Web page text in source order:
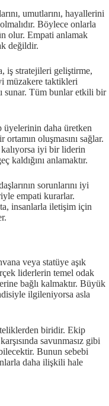
umutlarını, hayallerini
Böylece onlarla
olur. Empati anlamak
değildir.
iş stratejileri geliştirme,
müzakere taktikleri
sunar. Tüm bunlar etkili bir
üyelerinin daha üretken
oluşmasını sağlar.
iyi bir liderin
kaldığını anlamaktır.
sorunlarını iyi
empati kurarlar.
insanlarla iletişim için
veya statüye aşık
liderlerin temel odak
bağlı kalmaktır. Büyük
ilgileniyorsa asla
biridir. Ekip
savunmasız gibi
Bunun sebebi
daha ilişkili hale